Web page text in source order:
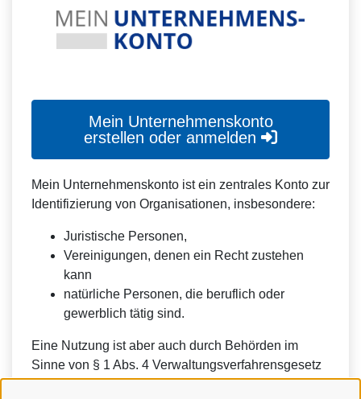
Mein Unternehmenskonto
erstellen oder anmelden
Mein Unternehmenskonto ist ein zentrales Konto zur
Identifizierung von Organisationen, insbesondere:
Juristische Personen,
Vereinigungen, denen ein Recht zustehen
kann
natürliche Personen, die beruflich oder
gewerblich tätig sind.
Eine Nutzung ist aber auch durch Behörden im
Sinne von § 1 Abs. 4 Verwaltungsverfahrensgesetz
(VwVfG) möglich.